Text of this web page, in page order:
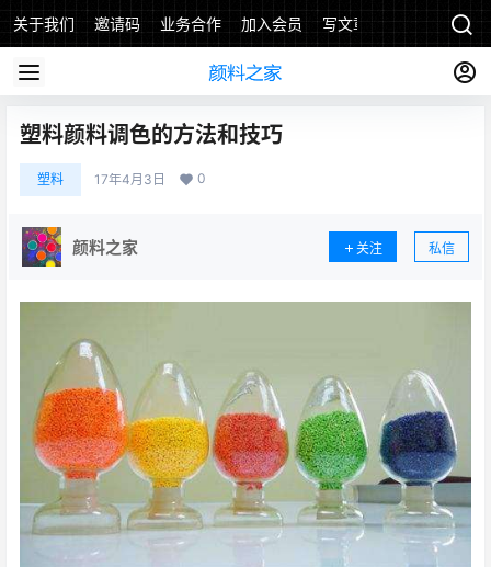
关于我们 邀请码 业务合作 加入会员 写文章
塑料颜料调色的方法和技巧
塑料 17年4月3日 0
颜料之家 关注 私信